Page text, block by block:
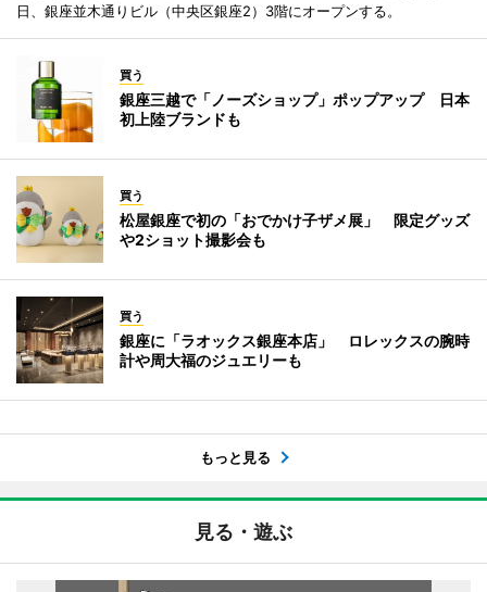
日、銀座並木通りビル（中央区銀座2）3階にオープンする。
買う
銀座三越で「ノーズショップ」ポップアップ 日本
初上陸ブランドも
買う
松屋銀座で初の「おでかけ子ザメ展」 限定グッズ
や2ショット撮影会も
買う
銀座に「ラオックス銀座本店」 ロレックスの腕時
計や周大福のジュエリーも
もっと見る
見る・遊ぶ